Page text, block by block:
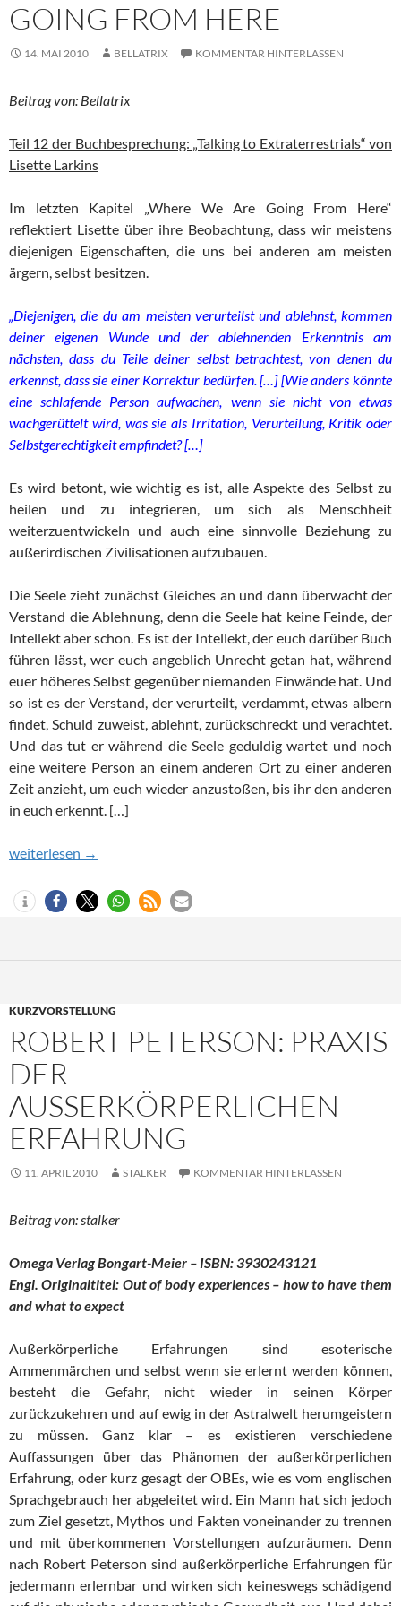
GOING FROM HERE
14. MAI 2010 BELLATRIX KOMMENTAR HINTERLASSEN
Beitrag von: Bellatrix
Teil 12 der Buchbesprechung: „Talking to Extraterrestrials“ von
Lisette Larkins
Im letzten Kapitel „Where We Are Going From Here“
reflektiert Lisette über ihre Beobachtung, dass wir meistens
diejenigen Eigenschaften, die uns bei anderen am meisten
ärgern, selbst besitzen.
„Diejenigen, die du am meisten verurteilst und ablehnst, kommen
deiner eigenen Wunde und der ablehnenden Erkenntnis am
nächsten, dass du Teile deiner selbst betrachtest, von denen du
erkennst, dass sie einer Korrektur bedürfen. […] [Wie anders könnte
eine schlafende Person aufwachen, wenn sie nicht von etwas
wachgerüttelt wird, was sie als Irritation, Verurteilung, Kritik oder
Selbstgerechtigkeit empfindet? […]
Es wird betont, wie wichtig es ist, alle Aspekte des Selbst zu
heilen und zu integrieren, um sich als Menschheit
weiterzuentwickeln und auch eine sinnvolle Beziehung zu
außerirdischen Zivilisationen aufzubauen.
Die Seele zieht zunächst Gleiches an und dann überwacht der
Verstand die Ablehnung, denn die Seele hat keine Feinde, der
Intellekt aber schon. Es ist der Intellekt, der euch darüber Buch
führen lässt, wer euch angeblich Unrecht getan hat, während
euer höheres Selbst gegenüber niemanden Einwände hat. Und
so ist es der Verstand, der verurteilt, verdammt, etwas albern
findet, Schuld zuweist, ablehnt, zurückschreckt und verachtet.
Und das tut er während die Seele geduldig wartet und noch
eine weitere Person an einem anderen Ort zu einer anderen
Zeit anzieht, um euch wieder anzustoßen, bis ihr den anderen
in euch erkennt. […]
Teil 12: Where We Are Going From Here
weiterlesen →
KURZVORSTELLUNG
ROBERT PETERSON: PRAXIS
DER
AUSSERKÖRPERLICHEN E
RFAHRUNG
11. APRIL 2010 STALKER KOMMENTAR HINTERLASSEN
Beitrag von: stalker
Omega Verlag Bongart-Meier – ISBN: 3930243121
Engl. Originaltitel: Out of body experiences – how to have them
and what to expect
Außerkörperliche Erfahrungen sind esoterische
Ammenmärchen und selbst wenn sie erlernt werden können,
besteht die Gefahr, nicht wieder in seinen Körper
zurückzukehren und auf ewig in der Astralwelt herumgeistern
zu müssen. Ganz klar – es existieren verschiedene
Auffassungen über das Phänomen der außerkörperlichen
Erfahrung, oder kurz gesagt der OBEs, wie es vom englischen
Sprachgebrauch her abgeleitet wird. Ein Mann hat sich jedoch
zum Ziel gesetzt, Mythos und Fakten voneinander zu trennen
und mit überkommenen Vorstellungen aufzuräumen. Denn
nach Robert Peterson sind außerkörperliche Erfahrungen für
jedermann erlernbar und wirken sich keineswegs schädigend